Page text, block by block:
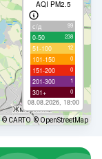
AQI PM2.5
с/д 99
0-50 238
51-100 12
101-150 0
151-200 0
201-300 1
301+ 0
08.08.2026, 18:00
© CARTO © OpenStreetMap